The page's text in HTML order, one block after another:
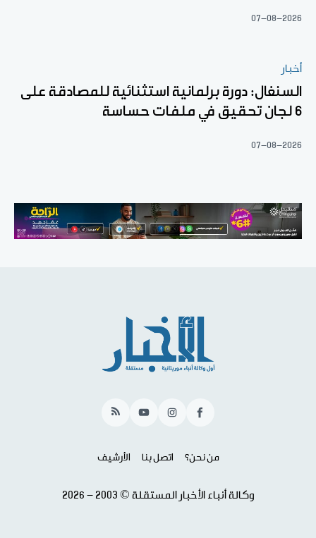
07-08-2026
أخبار
السنغال: دورة برلمانية استثنائية للمصادقة على
6 لجان تحقيق في ملفات حساسة
07-08-2026
Facebook
Instagram
YouTube
RSS
من نحن؟ اتصل بنا الأرشيف
وكالة أنباء الأخبار المستقلة © 2003 - 2026